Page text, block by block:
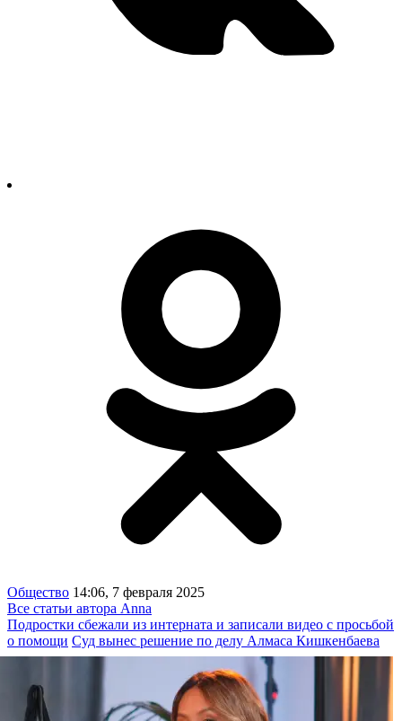
Общество 14:06, 7 февраля 2025
Все статьи автора Anna
Подростки сбежали из интерната и записали видео с просьбой
о помощи Суд вынес решение по делу Алмаса Кишкенбаева